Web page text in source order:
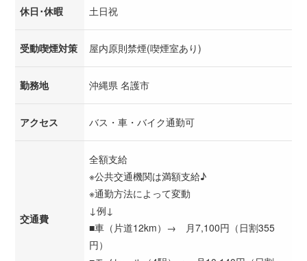
休日･休暇 土日祝
受動喫煙対策 屋内原則禁煙(喫煙室あり)
勤務地 沖縄県 名護市
アクセス バス・車・バイク通勤可
交通費
全額支給
※公共交通機関は満額支給♪
※通勤方法によって変動
↓例↓
■車（片道12km）→ 月7,100円（日割355
円）